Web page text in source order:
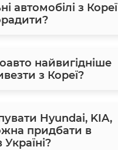
автомобілі з Кореї
найвигідніше
з Кореї?
Hyundai, KIA,
придбати в
Україні?